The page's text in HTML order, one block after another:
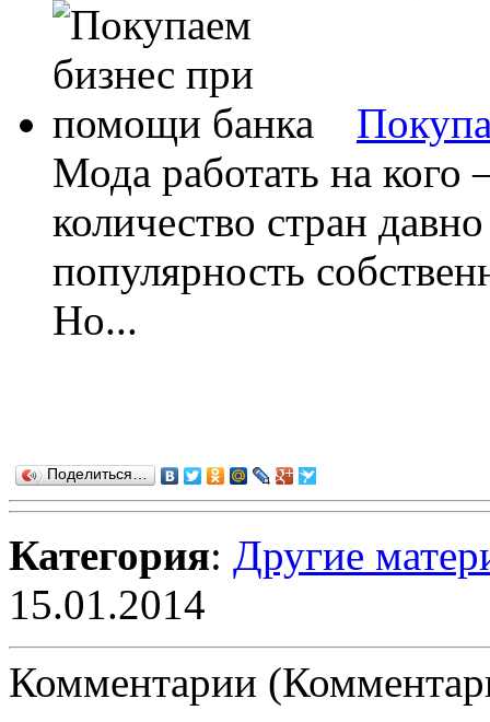
Мода работать на
количество стран
популярность
Но...
Поделиться…
Категория: Другие
15.01.2014
Комментарии